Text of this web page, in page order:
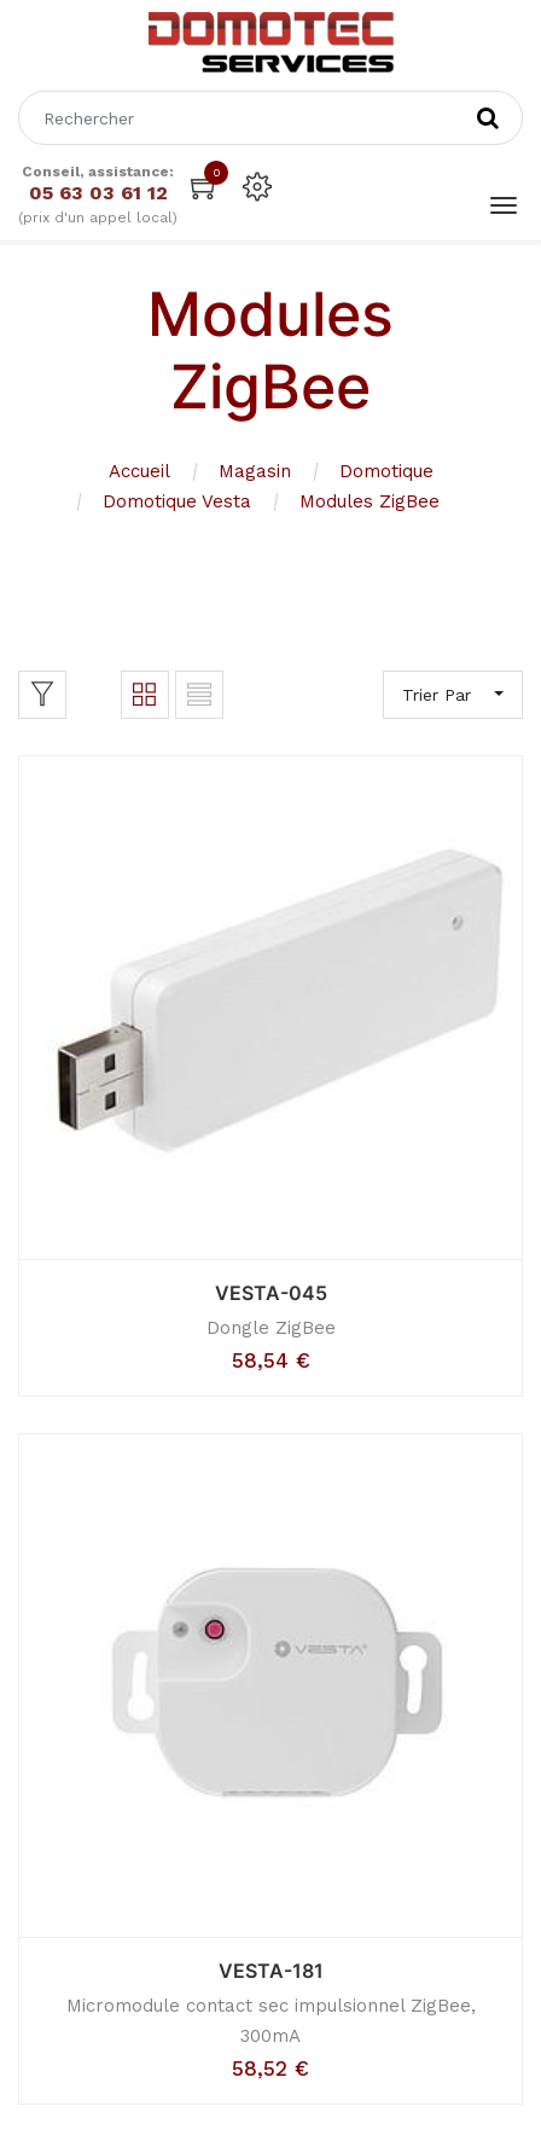
Conseil, assistance:
05 63 03 61 12
(prix d'un appel local)
0
Modules
ZigBee
Accueil Magasin
Domotique
Domotique Vesta
Modules ZigBee
Trier Par
VESTA-045
Dongle ZigBee
58,54 €
VESTA-181
Micromodule contact sec impulsionnel ZigBee,
300mA
58,52 €